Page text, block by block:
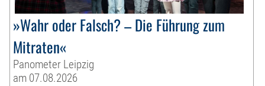
»Wahr oder Falsch? – Die Führung zum
Mitraten«
Panometer Leipzig
am 07.08.2026